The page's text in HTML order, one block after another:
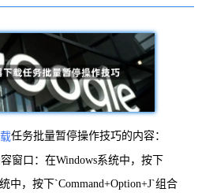
任务批量暂停操作技巧的内容：
窗口：在Windows系统中，按下
中，按下`Command+Option+J`组合